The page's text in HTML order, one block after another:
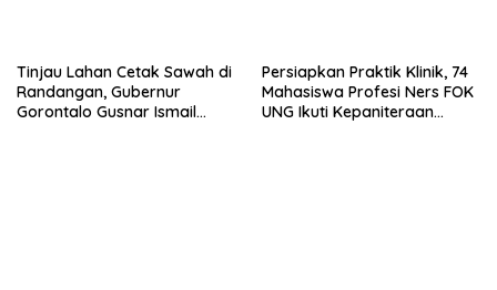
Tinjau Lahan Cetak Sawah di
Randangan, Gubernur
Gorontalo Gusnar Ismail
Persiapkan Praktik Klinik, 74
Mahasiswa Profesi Ners FOK
UNG Ikuti Kepaniteraan